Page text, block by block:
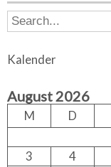
S
e
r
h
o
r:
Kalender
August 2026
M D
3
4